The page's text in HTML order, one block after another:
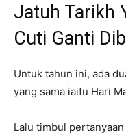
Jatuh Tarikh
Cuti Ganti
Untuk tahun ini, ada
yang sama iaitu Hari
Lalu timbul